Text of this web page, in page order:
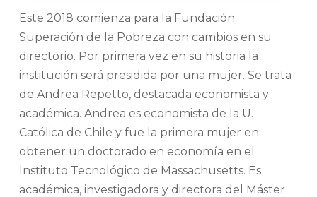
Este 2018 comienza para la Fundación
Superación de la Pobreza con cambios en su
directorio. Por primera vez en su historia la
institución será presidida por una mujer. Se trata
de Andrea Repetto, destacada economista y
académica. Andrea es economista de la U.
Católica de Chile y fue la primera mujer en
obtener un doctorado en economía en el
Instituto Tecnológico de Massachusetts. Es
académica, investigadora y directora del Máster